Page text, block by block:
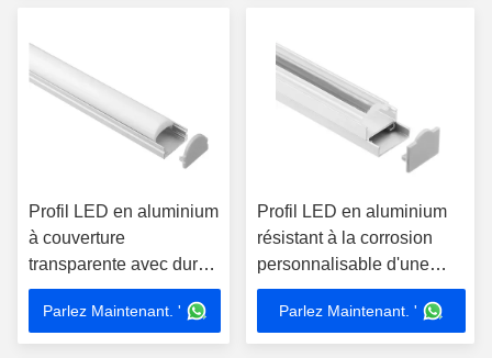
Profil LED en aluminium
à couverture
transparente avec durée
de vie variable et
conception de canal
d'éclairage élégant pour
Parlez Maintenant. '
Profil LED en aluminium
résistant à la corrosion
personnalisable d'une
longueur de 1 mètre pour
le boîtier de canal de
bande LED
Parlez Maintenant. '